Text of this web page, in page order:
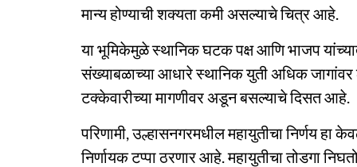
मान्य होण्याची शक्यता कमी असल्याचे चित्र आहे.
या भूमिकेमुळे स्थानिक घटक पक्ष आणि भाजप
संख्याबळाच्या आधारे स्थानिक युती अधिक
टक्केवारीच्या मागणीवर अडून बसल्याचे दिसत आहे.
परिणामी, उल्हासनगरमधील महायुतीचा निर्णय
निर्णायक टप्पा ठरणार आहे. महायुतीचा तोडगा